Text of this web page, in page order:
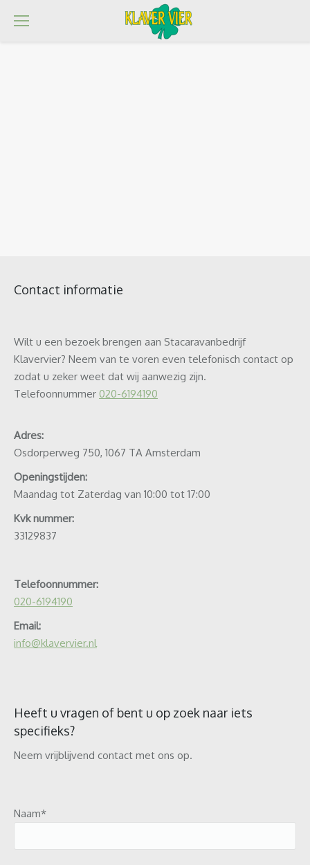
Contact informatie
Wilt u een bezoek brengen aan Stacaravanbedrijf
Klavervier? Neem van te voren even telefonisch contact op
zodat u zeker weet dat wij aanwezig zijn.
Telefoonnummer 020-6194190
Adres:
Osdorperweg 750, 1067 TA Amsterdam
Openingstijden:
Maandag tot Zaterdag van 10:00 tot 17:00
Kvk nummer:
33129837
Telefoonnummer:
020-6194190
Email:
info@klavervier.nl
Heeft u vragen of bent u op zoek naar iets
specifieks?
Neem vrijblijvend contact met ons op.
Naam*